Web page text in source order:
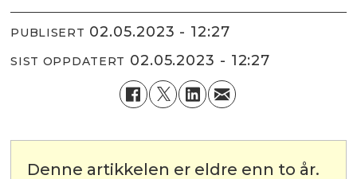
PUBLISERT 02.05.2023 - 12:27
SIST OPPDATERT 02.05.2023 - 12:27
Denne artikkelen er eldre enn to år.